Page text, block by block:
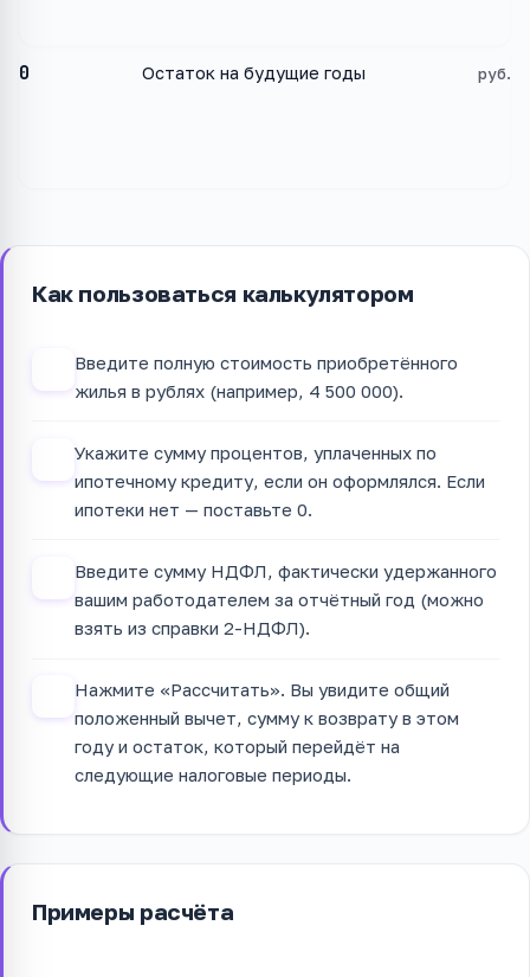
0 Остаток на будущие годы руб.
Как пользоваться калькулятором
Введите полную стоимость приобретённого
жилья в рублях (например, 4 500 000).
Укажите сумму процентов, уплаченных по
ипотечному кредиту, если он оформлялся. Если
ипотеки нет — поставьте 0.
Введите сумму НДФЛ, фактически удержанного
вашим работодателем за отчётный год (можно
взять из справки 2-НДФЛ).
Нажмите «Рассчитать». Вы увидите общий
положенный вычет, сумму к возврату в этом
году и остаток, который перейдёт на
следующие налоговые периоды.
Примеры расчёта